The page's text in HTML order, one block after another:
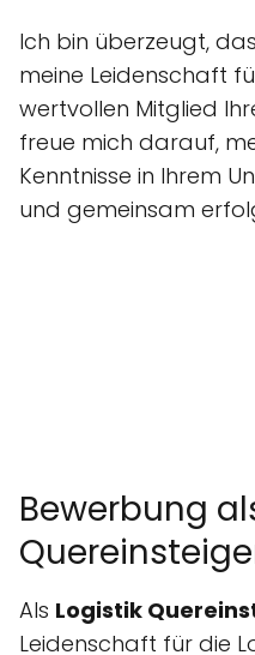
Ich bin überzeugt,
meine Leidenschaft
wertvollen Mitglied
freue mich darauf,
Kenntnisse in Ihrem
und gemeinsam
Bewerbung
Als Logistik
Leidenschaft für die